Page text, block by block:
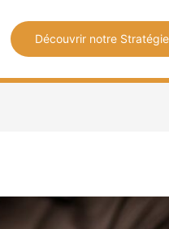
Découvrir notre Stratégie